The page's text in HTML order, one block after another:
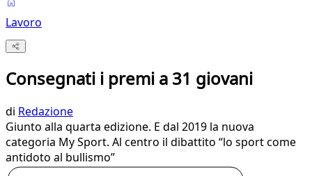
Lavoro
Consegnati i premi a 31 giovani
di Redazione
Giunto alla quarta edizione. E dal 2019 la nuova
categoria My Sport. Al centro il dibattito “lo sport come
antidoto al bullismo”